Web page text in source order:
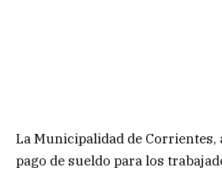
La Municipalidad de Corrientes,
pago de sueldo para los